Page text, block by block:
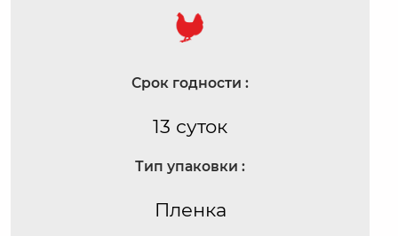
Срок годности :
13 суток
Тип упаковки :
Пленка